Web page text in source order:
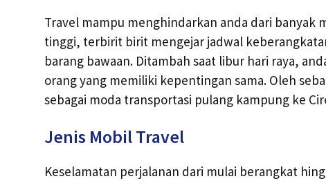
Travel mampu menghindarkan anda dari banyak
tinggi, terbirit birit mengejar jadwal
barang bawaan. Ditambah saat libur hari raya,
orang yang memiliki kepentingan sama. Oleh
sebagai moda transportasi pulang kampung ke
Jenis Mobil Travel
Keselamatan perjalanan dari mulai berangkat